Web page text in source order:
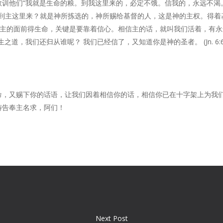
他们“我就是生命的粮。到我这里来的，必定不饿。信我的，永远不
主这里来？就是神所拣选的，神所赐给基督的人，这是神的主权。得
的面前得生命，关键是要靠着信心。相信主的话，就叫我们活着，有
道，我们还归从谁呢？ 我们已经信了，又知道你是神的圣者。 (Jn.
又赐下你的话语，让我们因着相信你的话，相信你已在十字架上为我
奉主名求，阿们！
Next Post